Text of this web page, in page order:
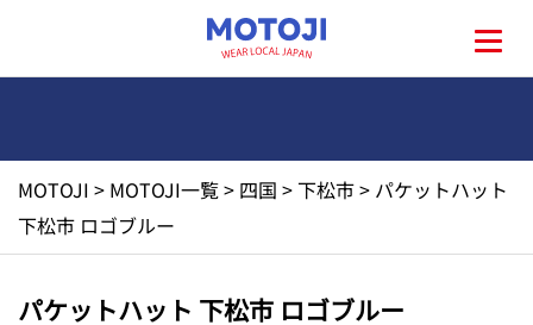
MOTOJI > MOTOJI一覧> 四国 >下松市> パケットハット
下松市 ロゴブルー
パケットハット 下松市 ロゴブルー